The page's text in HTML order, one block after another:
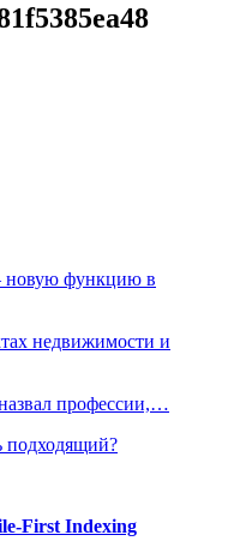
новую функцию в
недвижимости и
профессии,…
подходящий?
First Indexing